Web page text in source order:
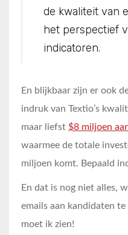
de kwaliteit van
het perspectief
indicatoren.
En blijkbaar zijn er ook
indruk van Textio’s
maar liefst $8 miljoen
waarmee de totale
miljoen komt. Bepaald
En dat is nog niet alles,
emails aan kandidaten
moet ik zien!